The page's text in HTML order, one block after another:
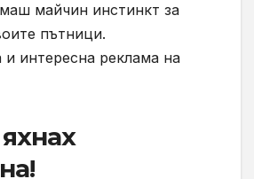
майчин инстинкт за
пътници.
интересна реклама на